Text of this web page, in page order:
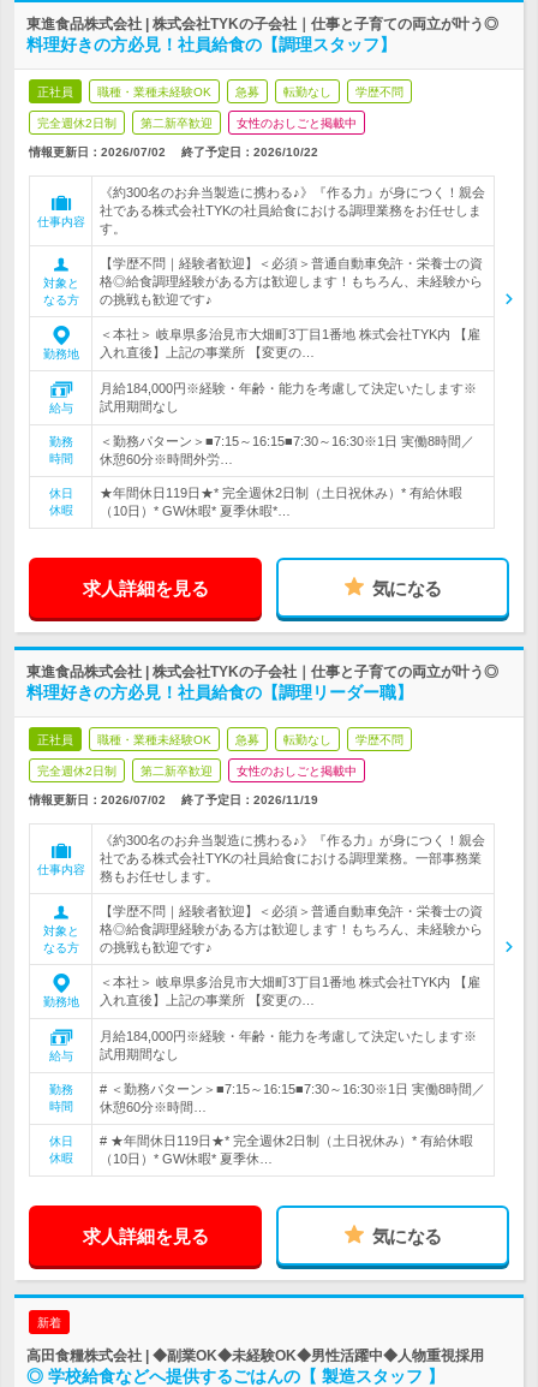
東進食品株式会社 | 株式会社TYKの子会社｜仕事と子育ての両立が叶う◎
料理好きの方必見！社員給食の【調理スタッフ】
正社員 職種・業種未経験OK 急募 転勤なし 学歴不問
完全週休2日制 第二新卒歓迎 女性のおしごと掲載中
情報更新日：2026/07/02 終了予定日： 2026/10/22
仕事内容
《約300名のお弁当製造に携わる♪》『作る力』が身につく！親会
社である株式会社TYKの社員給食における調理業務をお任せしま
す。
対象と
なる方
【学歴不問｜経験者歓迎】＜必須＞普通自動車免許・栄養士の資
格◎給食調理経験がある方は歓迎します！もちろん、未経験から
の挑戦も歓迎です♪
勤務地
＜本社＞ 岐阜県多治見市大畑町3丁目1番地 株式会社TYK内 【雇
入れ直後】上記の事業所 【変更の…
給与
月給184,000円※経験・年齢・能力を考慮して決定いたします※
試用期間なし
勤務
時間
＜勤務パターン＞■7:15～16:15■7:30～16:30※1日 実働8時間／
休憩60分※時間外労…
休日
休暇
★年間休日119日★* 完全週休2日制（土日祝休み）* 有給休暇
（10日）* GW休暇* 夏季休暇*…
求人詳細を見る 気になる
東進食品株式会社 | 株式会社TYKの子会社｜仕事と子育ての両立が叶う◎
料理好きの方必見！社員給食の【調理リーダー職】
正社員 職種・業種未経験OK 急募 転勤なし 学歴不問
完全週休2日制 第二新卒歓迎 女性のおしごと掲載中
情報更新日：2026/07/02 終了予定日： 2026/11/19
仕事内容
《約300名のお弁当製造に携わる♪》『作る力』が身につく！親会
社である株式会社TYKの社員給食における調理業務。一部事務業
務もお任せします。
対象と
なる方
【学歴不問｜経験者歓迎】＜必須＞普通自動車免許・栄養士の資
格◎給食調理経験がある方は歓迎します！もちろん、未経験から
の挑戦も歓迎です♪
勤務地
＜本社＞ 岐阜県多治見市大畑町3丁目1番地 株式会社TYK内 【雇
入れ直後】上記の事業所 【変更の…
給与
月給184,000円※経験・年齢・能力を考慮して決定いたします※
試用期間なし
勤務
時間
# ＜勤務パターン＞■7:15～16:15■7:30～16:30※1日 実働8時間／
休憩60分※時間…
休日
休暇
# ★年間休日119日★* 完全週休2日制（土日祝休み）* 有給休暇
（10日）* GW休暇* 夏季休…
求人詳細を見る 気になる
新着
高田食糧株式会社 | ◆副業OK◆未経験OK◆男性活躍中◆人物重視採用
◎ 学校給食などへ提供するごはんの【 製造スタッフ 】